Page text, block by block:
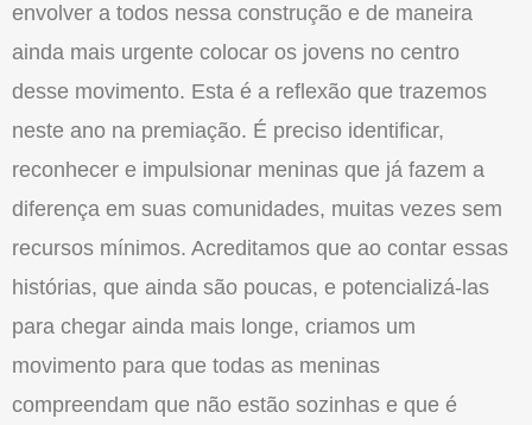
envolver a todos nessa construção e de maneira
ainda mais urgente colocar os jovens no centro
desse movimento. Esta é a reflexão que trazemos
neste ano na premiação. É preciso identificar,
reconhecer e impulsionar meninas que já fazem a
diferença em suas comunidades, muitas vezes sem
recursos mínimos. Acreditamos que ao contar essas
histórias, que ainda são poucas, e potencializá-las
para chegar ainda mais longe, criamos um
movimento para que todas as meninas
compreendam que não estão sozinhas e que é